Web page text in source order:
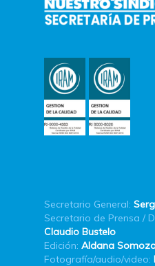
Secretario General:
Secretario de Prensa /
Claudio Bustelo
Edición: Aldana
Fotografía/audio/video: